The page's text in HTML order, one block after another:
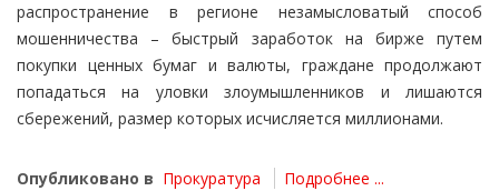
распространение в регионе незамысловатый способ
мошенничества – быстрый заработок на бирже путем
покупки ценных бумаг и валюты, граждане продолжают
попадаться на уловки злоумышленников и лишаются
сбережений, размер которых исчисляется миллионами.
Опубликовано в Прокуратура Подробнее ...